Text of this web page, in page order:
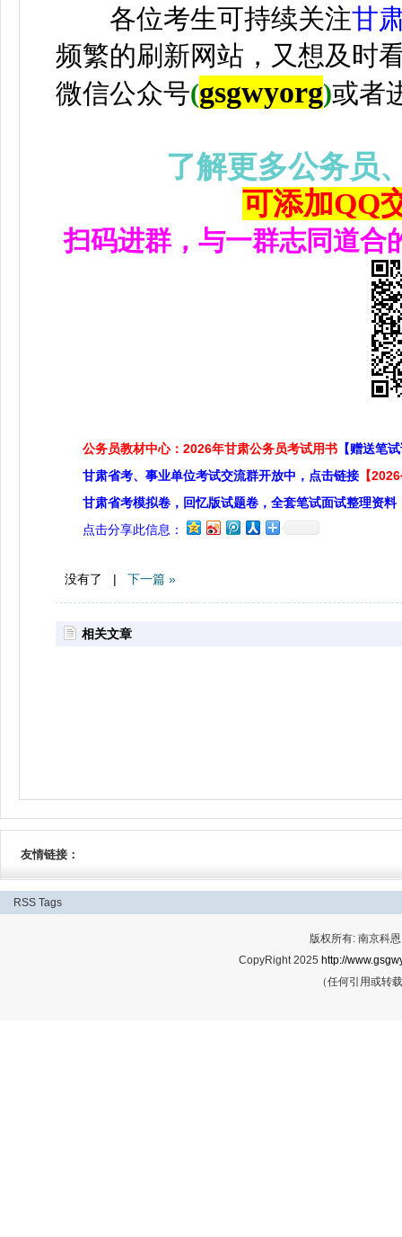
各位考生可持续关注甘
频繁的刷新网站，又想及时
微信公众号(gsgwyorg)或者
了解更多公务员
可添加QQ
扫码进群，与一群志同道合
公务员教材中心：2026年甘肃公务员考试用书 【赠送笔
甘肃省考、事业单位考试交流群开放中，点击链接 【
甘肃省考模拟卷，回忆版试题卷，全套笔试面试整理资料
点击分享此信息：
没有了 | 下一篇 »
相关文章
友情链接：
RSS Tags
版权所有: 南京科
CopyRight 2025 http://
（任何引用或转